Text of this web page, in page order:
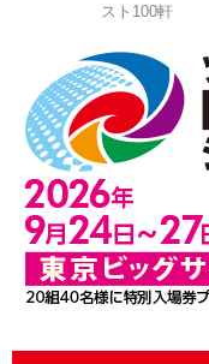
スト100軒